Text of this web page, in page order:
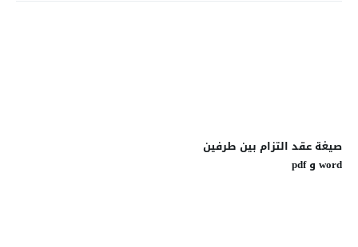
صيغة عقد التزام بين طرفين
word و pdf